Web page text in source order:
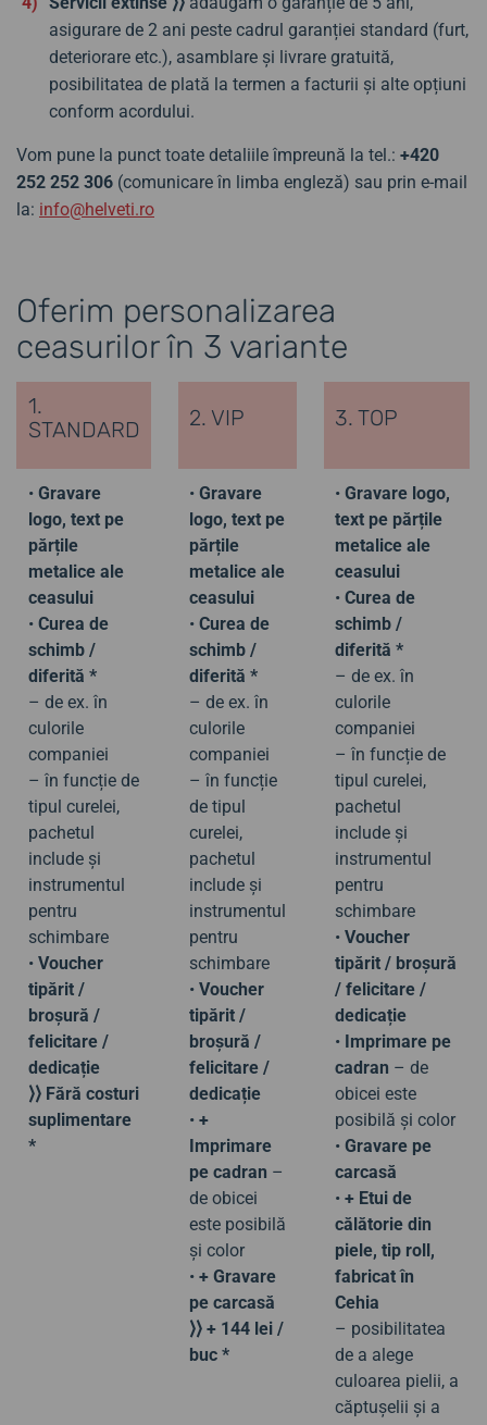
asigurare de 2 ani peste cadrul garanției standard (furt,
deteriorare etc.), asamblare și livrare gratuită,
posibilitatea de plată la termen a facturii și alte opțiuni
conform acordului.
Vom pune la punct toate detaliile împreună la tel.: +420
252 252 306 (comunicare în limba engleză) sau prin e-mail
la: info@helveti.ro
Oferim personalizarea
ceasurilor în 3 variante
1.
STANDARD
2. VIP 3. TOP
• Gravare
logo, text pe
părțile
metalice ale
ceasului
• Curea de
schimb /
diferită *
– de ex. în
culorile
companiei
– în funcție de
tipul curelei,
pachetul
include și
instrumentul
pentru
schimbare
• Voucher
tipărit /
broșură /
felicitare /
dedicație
⟩⟩ Fără costuri
suplimentare
*
• Gravare
logo, text pe
părțile
metalice ale
ceasului
• Curea de
schimb /
diferită *
– de ex. în
culorile
companiei
– în funcție
de tipul
curelei,
pachetul
include și
instrumentul
pentru
schimbare
• Voucher
tipărit /
broșură /
felicitare /
dedicație
• +
Imprimare
pe cadran –
de obicei
este posibilă
și color
• + Gravare
pe carcasă
⟩⟩ + 144 lei /
buc *
• Gravare logo,
text pe părțile
metalice ale
ceasului
• Curea de
schimb /
diferită *
– de ex. în
culorile
companiei
– în funcție de
tipul curelei,
pachetul
include și
instrumentul
pentru
schimbare
• Voucher
tipărit / broșură
/ felicitare /
dedicație
• Imprimare pe
cadran – de
obicei este
posibilă și color
• Gravare pe
carcasă
• + Etui de
călătorie din
piele, tip roll,
fabricat în
Cehia
– posibilitatea
de a alege
culoarea pielii, a
căptușelii și a